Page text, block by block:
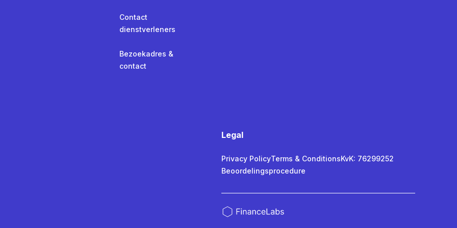
Contact
dienstverleners
Bezoekadres &
contact
Legal
Privacy PolicyTerms & ConditionsKvK: 76299252
Beoordelingsprocedure